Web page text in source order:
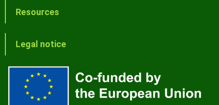
Resources
Legal notice